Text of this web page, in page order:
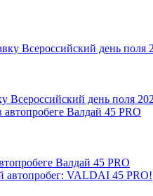
Всероссийский день поля
Валдай 45 PRO